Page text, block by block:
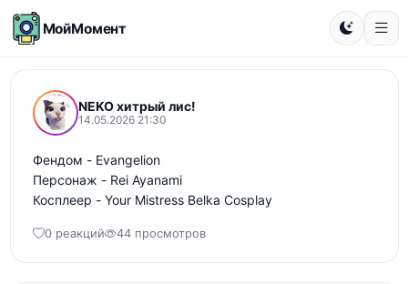
МойМомент
NEKO хитрый лис!
14.05.2026 21:30
Фендом - Evangelion
Персонаж - Rei Ayanami
Косплеер - Your Mistress Belka Cosplay
0 реакций 44 просмотров